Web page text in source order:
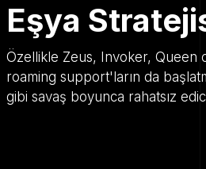
Eşya
Özellikle Zeus, Invoker, Queen
roaming support'ların da
gibi savaş boyunca rahatsız